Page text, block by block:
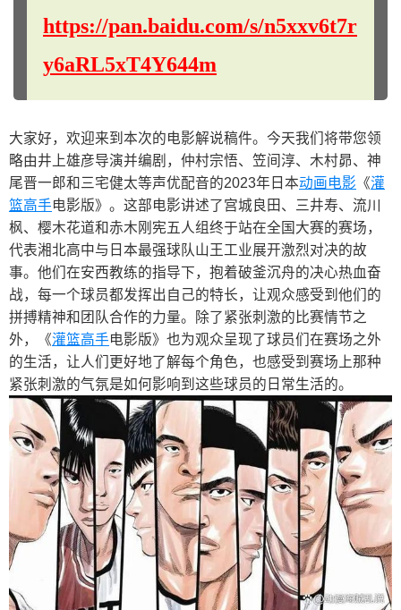
https://pan.baidu.com/s/n5xxv6t7r
y6aRL5xT4Y644m
大家好，欢迎来到本次的电影解说稿件。今天我们将带您领
略由井上雄彦导演并编剧，仲村宗悟、笠间淳、木村昴、神
尾晋一郎和三宅健太等声优配音的2023年日本动画电影 《灌
篮高手电影版》。这部电影讲述了宫城良田、三井寿、流川
枫、樱木花道和赤木刚宪五人组终于站在全国大赛的赛场，
代表湘北高中与日本最强球队山王工业展开激烈对决的故
事。他们在安西教练的指导下，抱着破釜沉舟的决心热血奋
战，每一个球员都发挥出自己的特长，让观众感受到他们的
拼搏精神和团队合作的力量。除了紧张刺激的比赛情节之
外，《灌篮高手电影版》也为观众呈现了球员们在赛场之外
的生活，让人们更好地了解每个角色，也感受到赛场上那种
紧张刺激的气氛是如何影响到这些球员的日常生活的。